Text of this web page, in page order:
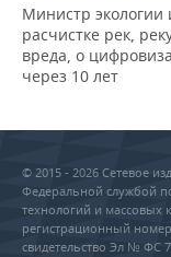
Министр
расчистке рек,
вреда, о
через 10 лет
© 2015 - 2026 Сетевое
Федеральной службой
технологий и массовых
регистрационный
свидетельство Эл № ФС